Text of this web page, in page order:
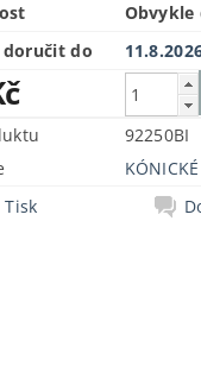
Obvykle
doručit do
92250BI
Tisk